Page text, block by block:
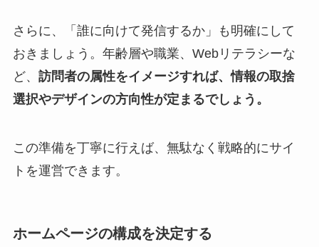
さらに、「誰に向けて発信するか」も明確にして
おきましょう。年齢層や職業、Webリテラシーな
ど、 訪問者の属性をイメージすれば、情報の取捨
選択やデザインの方向性が定まるでしょう。
この準備を丁寧に行えば、無駄なく戦略的にサイ
トを運営できます。
ホームページの構成を決定する